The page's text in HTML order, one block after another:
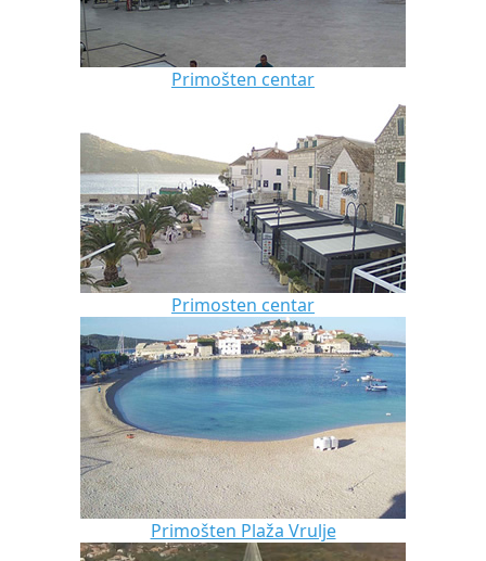
Primošten centar
Primosten centar
Primošten Plaža Vrulje